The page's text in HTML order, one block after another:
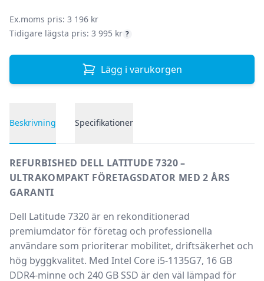
Ex.moms pris: 3 196 kr
Tidigare lägsta pris: 3 995 kr ?
Lägg i varukorgen
Beskrivning Specifikationer
REFURBISHED DELL LATITUDE 7320 –
ULTRAKOMPAKT FÖRETAGSDATOR MED 2 ÅRS
GARANTI
Dell Latitude 7320 är en rekonditionerad
premiumdator för företag och professionella
användare som prioriterar mobilitet, driftsäkerhet och
hög byggkvalitet. Med Intel Core i5-1135G7, 16 GB
DDR4-minne och 240 GB SSD är den väl lämpad för